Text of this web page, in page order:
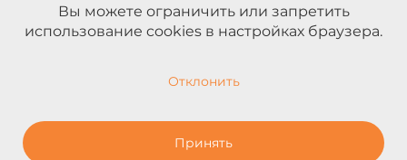
Вы можете ограничить или запретить
использование cookies в настройках браузера.
Отклонить
Принять